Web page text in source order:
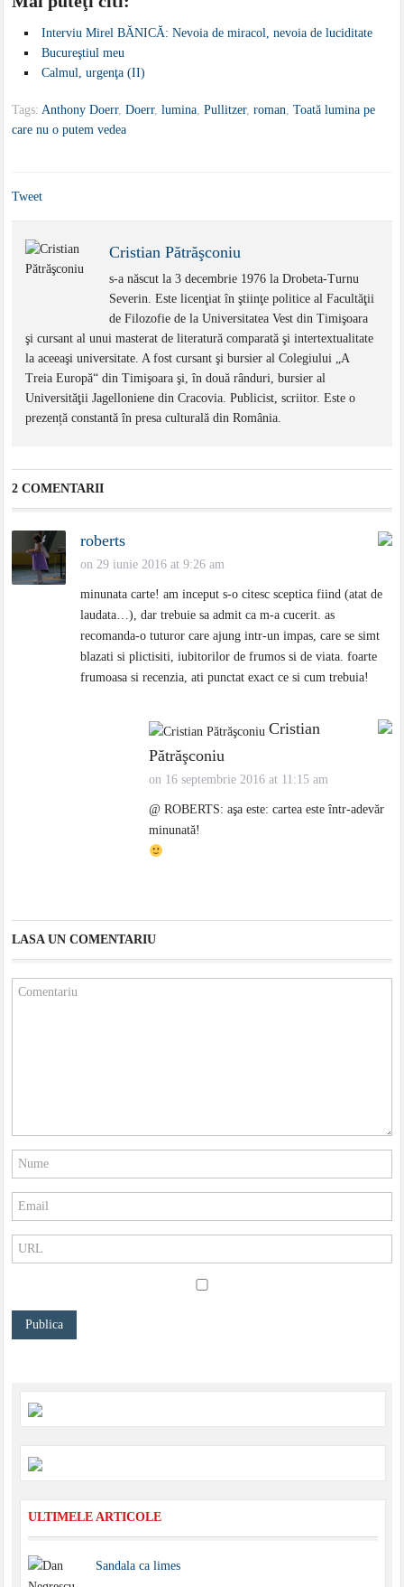
Interviu Mirel BĂNICĂ: Nevoia de miracol, nevoia de luciditate
Bucureştiul meu
Calmul, urgenţa (II)
Tags:Anthony Doerr,Doerr,lumina,Pullitzer,roman,Toată lumina pe
care nu o putem vedea
Tweet
Cristian Pătrăşconiu
s-a născut la 3 decembrie 1976 la Drobeta-Turnu
Severin. Este licenţiat în ştiinţe politice al Facultăţii
de Filozofie de la Universitatea Vest din Timişoara
şi cursant al unui masterat de literatură comparată şi intertextualitate
la aceeaşi universitate. A fost cursant şi bursier al Colegiului „A
Treia Europă“ din Timişoara şi, în două rânduri, bursier al
Universităţii Jagelloniene din Cracovia. Publicist, scriitor. Este o
prezență constantă în presa culturală din România.
2 COMENTARII
roberts
on 29 iunie 2016 at 9:26 am
minunata carte! am inceput s-o citesc sceptica fiind (atat de
laudata…), dar trebuie sa admit ca m-a cucerit. as
recomanda-o tuturor care ajung intr-un impas, care se simt
blazati si plictisiti, iubitorilor de frumos si de viata. foarte
frumoasa si recenzia, ati punctat exact ce si cum trebuia!
Cristian
Pătrăşconiu
on 16 septembrie 2016 at 11:15 am
@ ROBERTS: aşa este: cartea este într-adevăr
minunată!
LASA UN COMENTARIU
ULTIMELE ARTICOLE
Sandala ca limes